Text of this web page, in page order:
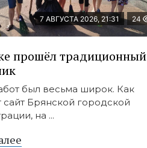
7 АВГУСТА 2026, 21:31 24
прошёл традиционный
был весьма широк. Как
сайт Брянской городской
на ...